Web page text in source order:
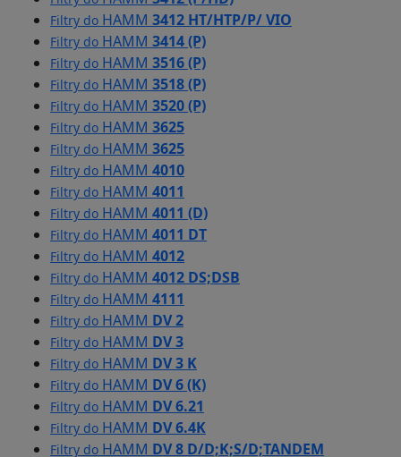
Filtry do HAMM 3412 HT/HTP/P/ VIO
Filtry do HAMM 3414 (P)
Filtry do HAMM 3516 (P)
Filtry do HAMM 3518 (P)
Filtry do HAMM 3520 (P)
Filtry do HAMM 3625
Filtry do HAMM 3625
Filtry do HAMM 4010
Filtry do HAMM 4011
Filtry do HAMM 4011 (D)
Filtry do HAMM 4011 DT
Filtry do HAMM 4012
Filtry do HAMM 4012 DS;DSB
Filtry do HAMM 4111
Filtry do HAMM DV 2
Filtry do HAMM DV 3
Filtry do HAMM DV 3 K
Filtry do HAMM DV 6 (K)
Filtry do HAMM DV 6.21
Filtry do HAMM DV 6.4K
Filtry do HAMM DV 8 D/D;K;S/D;TANDEM